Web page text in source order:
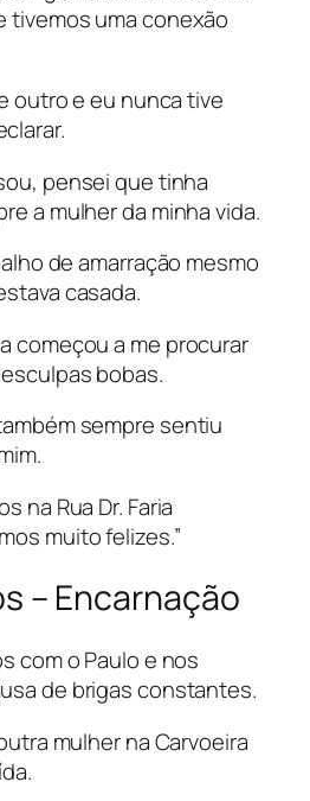
tivemos uma conexão
outro e eu nunca tive
pensei que tinha
a mulher da minha vida.
de amarração mesmo
casada.
começou a me procurar
bobas.
sempre sentiu
na Rua Dr. Faria
muito felizes.”
– Encarnação
com o Paulo e nos
de brigas constantes.
mulher na Carvoeira